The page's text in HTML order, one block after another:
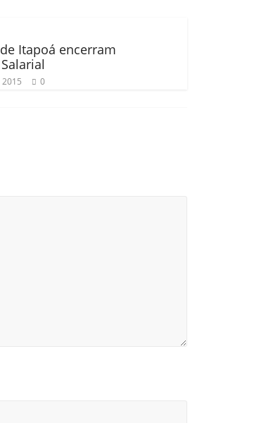
Itapoá encerram
0